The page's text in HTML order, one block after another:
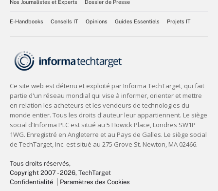
Nos Journalistes et Experts
Dossier de Presse
E-Handbooks Conseils IT Opinions Guides Essentiels Projets IT
Tous droits réservés,
Copyright 2007 - 2026, TechTarget
Confidentialité
Paramètres des Cookies